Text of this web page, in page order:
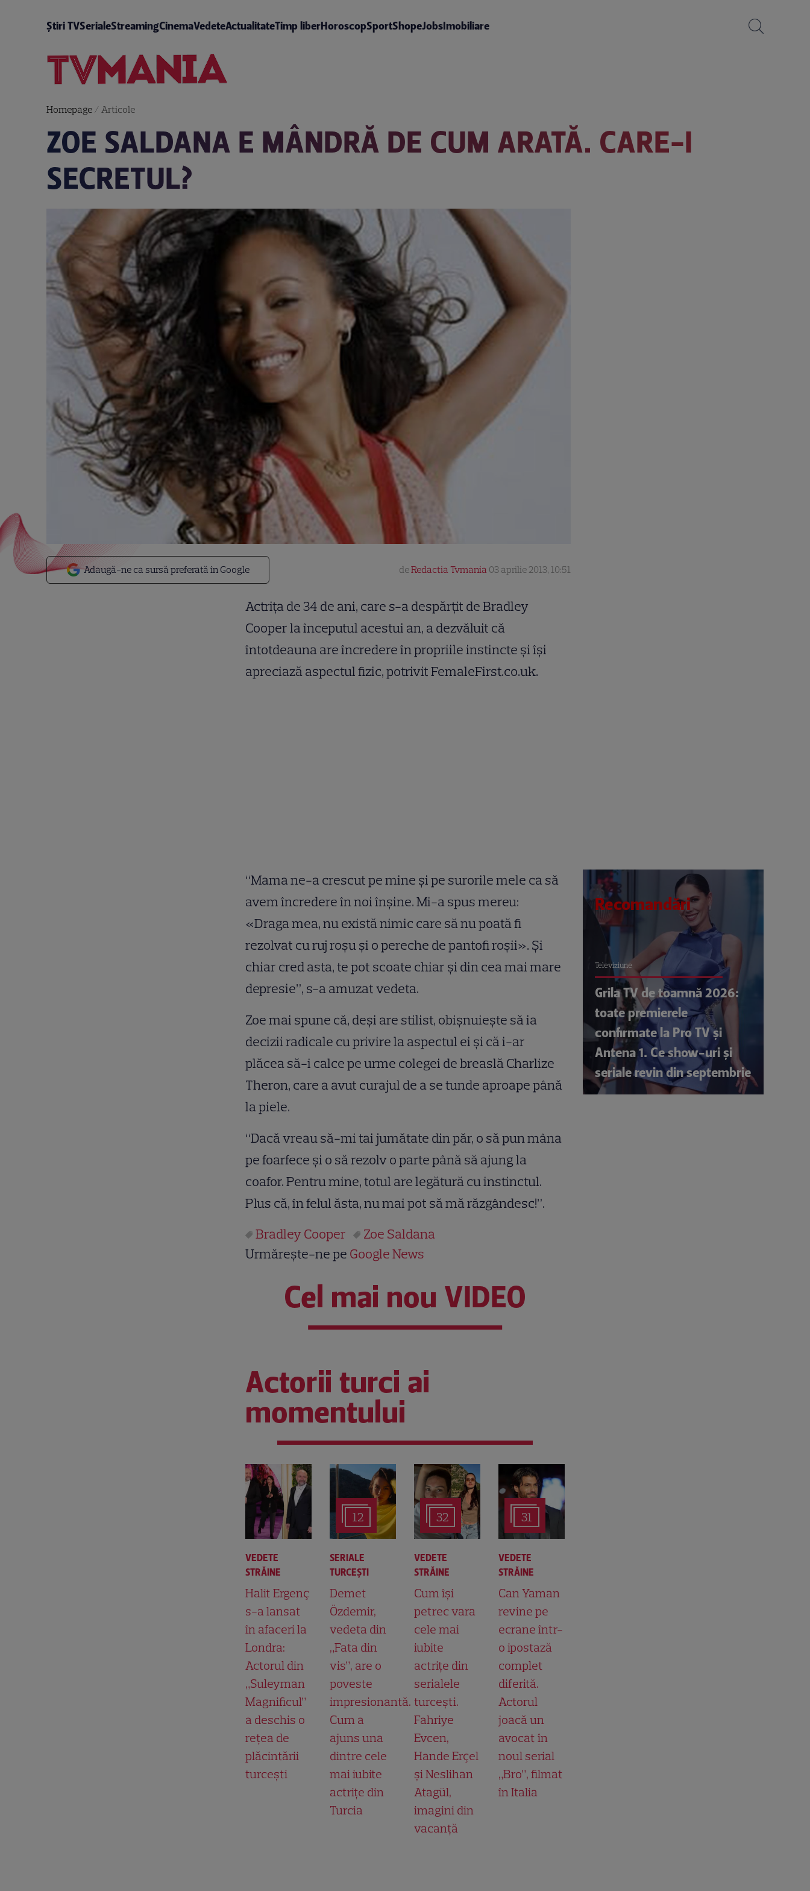
Știri TVSerialeStreamingCinemaVedeteActualitateTimp liberHoroscopSportShopeJobsImobiliare
Homepage/ Articole
ZOE SALDANA E MÂNDRĂ DE CUM ARATĂ. CARE-I
SECRETUL?
Adaugă-ne ca sursă preferată în Google deRedactia Tvmania 03 aprilie 2013, 10:51
Actriţa de 34 de ani, care s-a despărţit de Bradley
Cooper la începutul acestui an, a dezvăluit că
întotdeauna are încredere în propriile instincte şi îşi
apreciază aspectul fizic, potrivit FemaleFirst.co.uk.
“Mama ne-a crescut pe mine şi pe surorile mele ca să
avem încredere în noi înşine. Mi-a spus mereu:
«Draga mea, nu există nimic care să nu poată fi
rezolvat cu ruj roşu şi o pereche de pantofi roşii». Şi
chiar cred asta, te pot scoate chiar şi din cea mai mare
depresie”, s-a amuzat vedeta.
Zoe mai spune că, deşi are stilist, obişnuieşte să ia
decizii radicale cu privire la aspectul ei şi că i-ar
plăcea să-i calce pe urme colegei de breaslă Charlize
Theron, care a avut curajul de a se tunde aproape până
la piele.
“Dacă vreau să-mi tai jumătate din păr, o să pun mâna
pe foarfece şi o să rezolv o parte până să ajung la
coafor. Pentru mine, totul are legătură cu instinctul.
Plus că, în felul ăsta, nu mai pot să mă răzgândesc!”.
Bradley Cooper
Zoe Saldana
Urmărește-ne pe Google News
Cel mai nou VIDEO
Actorii turci ai
momentului
VEDETE
STRĂINE
Halit Ergenç
s-a lansat
în afaceri la
Londra:
Actorul din
„Suleyman
Magnificul”
a deschis o
rețea de
plăcintării
turcești
12
SERIALE
TURCEŞTI
Demet
Özdemir,
vedeta din
„Fata din
vis”, are o
poveste
impresionantă.
Cum a
ajuns una
dintre cele
mai iubite
actrițe din
Turcia
32
VEDETE
STRĂINE
Cum își
petrec vara
cele mai
iubite
actrițe din
serialele
turcești.
Fahriye
Evcen,
Hande Erçel
și Neslihan
Atagül,
imagini din
vacanță
31
VEDETE
STRĂINE
Can Yaman
revine pe
ecrane într-
o ipostază
complet
diferită.
Actorul
joacă un
avocat în
noul serial
„Bro”, filmat
în Italia
Recomandări
Televiziune
Grila TV de toamnă 2026:
toate premierele
confirmate la Pro TV și
Antena 1. Ce show-uri și
seriale revin din septembrie